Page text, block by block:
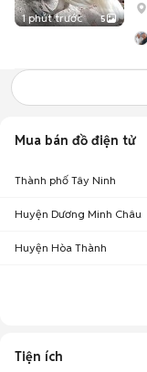
1 phút trước 5
Mua bán đồ điện tử
Thành phố Tây Ninh
Huyện Dương Minh Châu
Huyện Hòa Thành
Tiện ích